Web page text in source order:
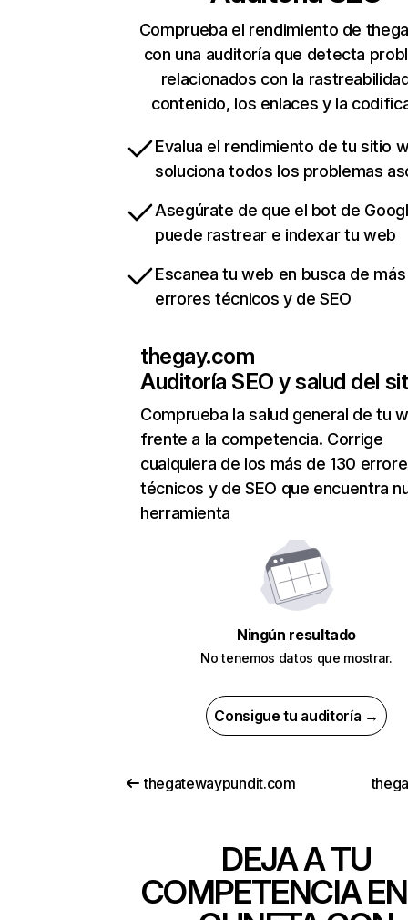
Comprueba el rendimiento de
con una auditoría que detecta
relacionados con la
contenido, los enlaces y la
Evalua el rendimiento de tu sitio
soluciona todos los problemas
Asegúrate de que el bot de
puede rastrear e indexar tu web
Escanea tu web en busca de
errores técnicos y de SEO
thegay.com
Auditoría SEO y salud del
Comprueba la salud general de tu
frente a la competencia. Corrige
cualquiera de los más de 130
técnicos y de SEO que encuentra
herramienta
Ningún resultado
No tenemos datos que mostrar.
Consigue tu auditoría →
thegatewaypundit.com
DEJA A TU
COMPETENCIA